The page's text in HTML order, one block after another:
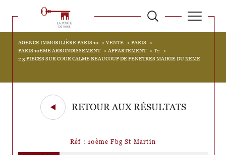
AGENCE IMMOBILIÈRE PARIS 10 VENTE
PARIS
PARIS 10EME ARRONDISSEMENT
APPARTEMENT
T2
2 3 PIECES SUR COUR CALME BEAUCOUP DE FENETRES MAIRIE DU XEME
RETOUR AUX RÉSULTATS
Réf : 10ème Fbg St Martin